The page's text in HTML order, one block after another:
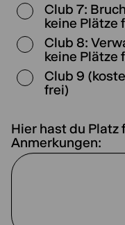
Club 7:
keine Plätze
Club 8:
keine Plätze
Club 9
frei)
Hier hast du Platz
Anmerkungen: